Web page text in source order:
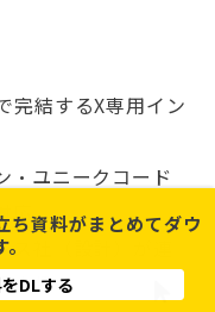
完結するX専用イン
・ユニークコード
応
社（設計）が連
支援
資料がまとめてダウ
DLする